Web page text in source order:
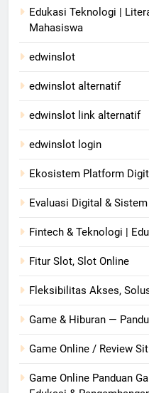
Edukasi Teknologi |
Mahasiswa
edwinslot
edwinslot alternatif
edwinslot link alternatif
edwinslot login
Ekosistem Platform
Evaluasi Digital &
Fintech & Teknologi |
Fitur Slot, Slot Online
Fleksibilitas Akses,
Game & Hiburan —
Game Online / Review
Game Online Panduan